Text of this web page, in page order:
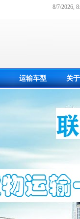
运输车型 关
8/7/2026,